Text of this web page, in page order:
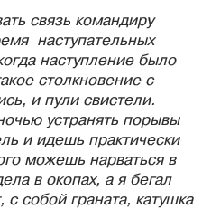
связь командиру
наступательных
наступление было
столкновение с
и пули свистели.
устранять порывы
и идешь практически
можешь нарваться в
в окопах, а я бегал
собой граната, катушка